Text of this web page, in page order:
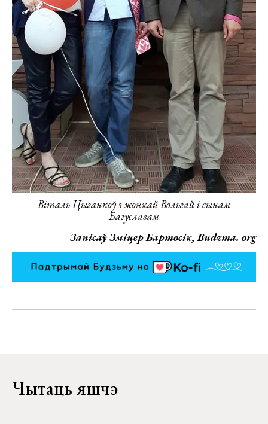
Віталь Цыганкоў з жонкай Вольгай і сынам
Багуславам
Запісаў Зміцер Бартосік, Budzma. org
Чытаць яшчэ